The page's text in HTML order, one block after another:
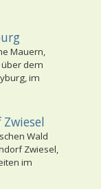
Mauern,
über dem
im
Wald
Zwiesel,
im